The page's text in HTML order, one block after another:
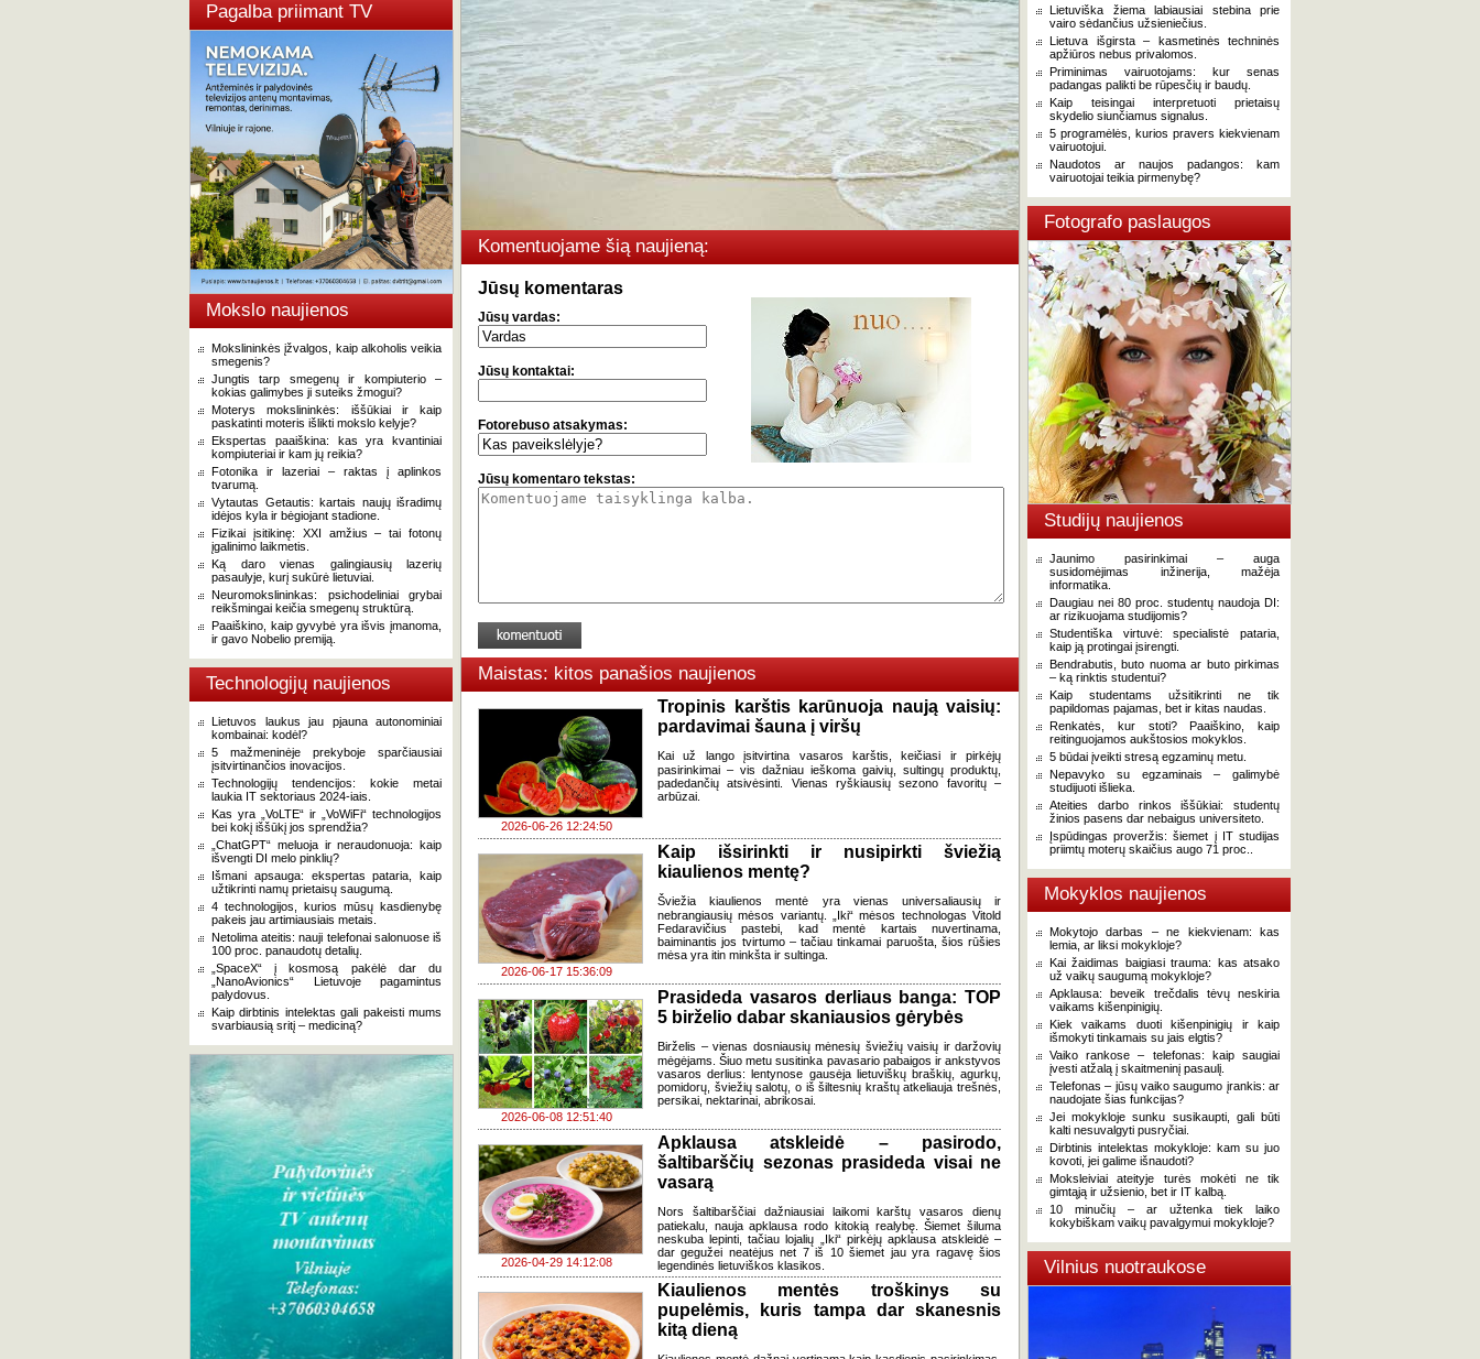
Pagalba priimant TV
Mokslo naujienos
Mokslininkės įžvalgos, kaip alkoholis veikia
smegenis?
Jungtis tarp smegenų ir kompiuterio –
kokias galimybes ji suteiks žmogui?
Moterys mokslininkės: iššūkiai ir kaip
paskatinti moteris išlikti mokslo kelyje?
Ekspertas paaiškina: kas yra kvantiniai
kompiuteriai ir kam jų reikia?
Fotonika ir lazeriai – raktas į aplinkos
tvarumą.
Vytautas Getautis: kartais naujų išradimų
idėjos kyla ir bėgiojant stadione.
Fizikai įsitikinę: XXI amžius – tai fotonų
įgalinimo laikmetis.
Ką daro vienas galingiausių lazerių
pasaulyje, kurį sukūrė lietuviai.
Neuromokslininkas: psichodeliniai grybai
reikšmingai keičia smegenų struktūrą.
Paaiškino, kaip gyvybė yra išvis įmanoma,
ir gavo Nobelio premiją.
Technologijų naujienos
Lietuvos laukus jau pjauna autonominiai
kombainai: kodėl?
5 mažmeninėje prekyboje sparčiausiai
įsitvirtinančios inovacijos.
Technologijų tendencijos: kokie metai
laukia IT sektoriaus 2024-iais.
Kas yra „VoLTE“ ir „VoWiFi“ technologijos
bei kokį iššūkį jos sprendžia?
„ChatGPT“ meluoja ir neraudonuoja: kaip
išvengti DI melo pinklių?
Išmani apsauga: ekspertas pataria, kaip
užtikrinti namų prietaisų saugumą.
4 technologijos, kurios mūsų kasdienybę
pakeis jau artimiausiais metais.
Netolima ateitis: nauji telefonai salonuose iš
100 proc. panaudotų detalių.
„SpaceX“ į kosmosą pakėlė dar du
„NanoAvionics“ Lietuvoje pagamintus
palydovus.
Kaip dirbtinis intelektas gali pakeisti mums
svarbiausią sritį – mediciną?
Komentuojame šią naujieną:
Jūsų komentaras
Jūsų vardas:
Jūsų kontaktai:
Fotorebuso atsakymas:
Jūsų komentaro tekstas:
Maistas: kitos panašios naujienos
2026-06-26 12:24:50
Tropinis karštis karūnuoja naują vaisių:
pardavimai šauna į viršų
Kai už lango įsitvirtina vasaros karštis, keičiasi ir pirkėjų
pasirinkimai – vis dažniau ieškoma gaivių, sultingų produktų,
padedančių atsivėsinti. Vienas ryškiausių sezono favoritų –
arbūzai.
2026-06-17 15:36:09
Kaip išsirinkti ir nusipirkti šviežią
kiaulienos mentę?
Šviežia kiaulienos mentė yra vienas universaliausių ir
nebrangiausių mėsos variantų. „Iki“ mėsos technologas Vitold
Fedaravičius pastebi, kad mentė kartais nuvertinama,
baiminantis jos tvirtumo – tačiau tinkamai paruošta, šios rūšies
mėsa yra itin minkšta ir sultinga.
2026-06-08 12:51:40
Prasideda vasaros derliaus banga: TOP
5 birželio dabar skaniausios gėrybės
Birželis – vienas dosniausių mėnesių šviežių vaisių ir daržovių
mėgėjams. Šiuo metu susitinka pavasario pabaigos ir ankstyvos
vasaros derlius: lentynose gausėja lietuviškų braškių, agurkų,
pomidorų, šviežių salotų, o iš šiltesnių kraštų atkeliauja trešnės,
persikai, nektarinai, abrikosai.
2026-04-29 14:12:08
Apklausa atskleidė – pasirodo,
šaltibarščių sezonas prasideda visai ne
vasarą
Nors šaltibarščiai dažniausiai laikomi karštų vasaros dienų
patiekalu, nauja apklausa rodo kitokią realybę. Šiemet šiluma
neskuba lepinti, tačiau lojalių „Iki“ pirkėjų apklausa atskleidė –
dar gegužei neatėjus net 7 iš 10 šiemet jau yra ragavę šios
legendinės lietuviškos klasikos.
Kiaulienos mentės troškinys su
pupelėmis, kuris tampa dar skanesnis
kitą dieną
Lietuviška žiema labiausiai stebina prie
vairo sėdančius užsieniečius.
Lietuva išgirsta – kasmetinės techninės
apžiūros nebus privalomos.
Priminimas vairuotojams: kur senas
padangas palikti be rūpesčių ir baudų.
Kaip teisingai interpretuoti prietaisų
skydelio siunčiamus signalus.
5 programėlės, kurios pravers kiekvienam
vairuotojui.
Naudotos ar naujos padangos: kam
vairuotojai teikia pirmenybę?
Fotografo paslaugos
Studijų naujienos
Jaunimo pasirinkimai – auga
susidomėjimas inžinerija, mažėja
informatika.
Daugiau nei 80 proc. studentų naudoja DI:
ar rizikuojama studijomis?
Studentiška virtuvė: specialistė pataria,
kaip ją protingai įsirengti.
Bendrabutis, buto nuoma ar buto pirkimas
– ką rinktis studentui?
Kaip studentams užsitikrinti ne tik
papildomas pajamas, bet ir kitas naudas.
Renkatės, kur stoti? Paaiškino, kaip
reitinguojamos aukštosios mokyklos.
5 būdai įveikti stresą egzaminų metu.
Nepavyko su egzaminais – galimybė
studijuoti išlieka.
Ateities darbo rinkos iššūkiai: studentų
žinios pasens dar nebaigus universiteto.
Įspūdingas proveržis: šiemet į IT studijas
priimtų moterų skaičius augo 71 proc..
Mokyklos naujienos
Mokytojo darbas – ne kiekvienam: kas
lemia, ar liksi mokykloje?
Kai žaidimas baigiasi trauma: kas atsako
už vaikų saugumą mokykloje?
Apklausa: beveik trečdalis tėvų neskiria
vaikams kišenpinigių.
Kiek vaikams duoti kišenpinigių ir kaip
išmokyti tinkamais su jais elgtis?
Vaiko rankose – telefonas: kaip saugiai
įvesti atžalą į skaitmeninį pasaulį.
Telefonas – jūsų vaiko saugumo įrankis: ar
naudojate šias funkcijas?
Jei mokykloje sunku susikaupti, gali būti
kalti nesuvalgyti pusryčiai.
Dirbtinis intelektas mokykloje: kam su juo
kovoti, jei galime išnaudoti?
Moksleiviai ateityje turės mokėti ne tik
gimtąją ir užsienio, bet ir IT kalbą.
10 minučių – ar užtenka tiek laiko
kokybiškam vaikų pavalgymui mokykloje?
Vilnius nuotraukose